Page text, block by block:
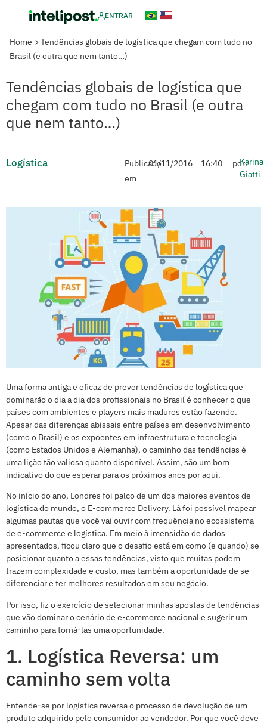
ENTRAR
Home > Tendências globais de logística que chegam com tudo no
Brasil (e outra que nem tanto…)
Tendências globais de logística que
chegam com tudo no Brasil (e outra
que nem tanto…)
Logística
Publicado
em
01/11/2016 16:40 por:Karina
Giatti
Uma forma antiga e eficaz de prever tendências de logística que
dominarão o dia a dia dos profissionais no Brasil é conhecer o que
países com ambientes e players mais maduros estão fazendo.
Apesar das diferenças abissais entre países em desenvolvimento
(como o Brasil) e os expoentes em infraestrutura e tecnologia
(como Estados Unidos e Alemanha), o caminho das tendências é
uma lição tão valiosa quanto disponível. Assim, são um bom
indicativo do que esperar para os próximos anos por aqui.
No início do ano, Londres foi palco de um dos maiores eventos de
logística do mundo, o E-commerce Delivery. Lá foi possível mapear
algumas pautas que você vai ouvir com frequência no ecossistema
de e-commerce e logística. Em meio à imensidão de dados
apresentados, ficou claro que o desafio está em como (e quando) se
posicionar quanto a essas tendências, visto que muitas podem
trazem complexidade e custo, mas também a oportunidade de se
diferenciar e ter melhores resultados em seu negócio.
Por isso, fiz o exercício de selecionar minhas apostas de tendências
que vão dominar o cenário de e-commerce nacional e sugerir um
caminho para torná-las uma oportunidade.
1. Logística Reversa: um
caminho sem volta
Entende-se por logística reversa o processo de devolução de um
produto adquirido pelo consumidor ao vendedor. Por que você deve